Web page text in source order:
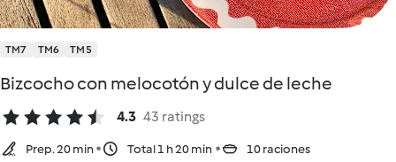
TM7 TM6 TM5
Bizcocho con melocotón y dulce de leche
4.3 43 ratings
Prep. 20 min Total 1 h 20 min 10 raciones